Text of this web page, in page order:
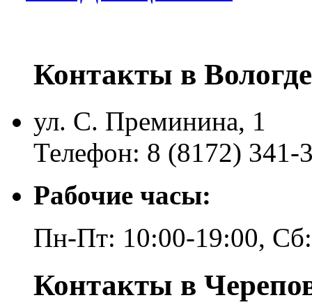
Контакты в Вологде
ул. С. Преминина, 1
Телефон: 8 (8172) 341-
Рабочие часы:
Пн-Пт: 10:00-19:00,
Контакты в